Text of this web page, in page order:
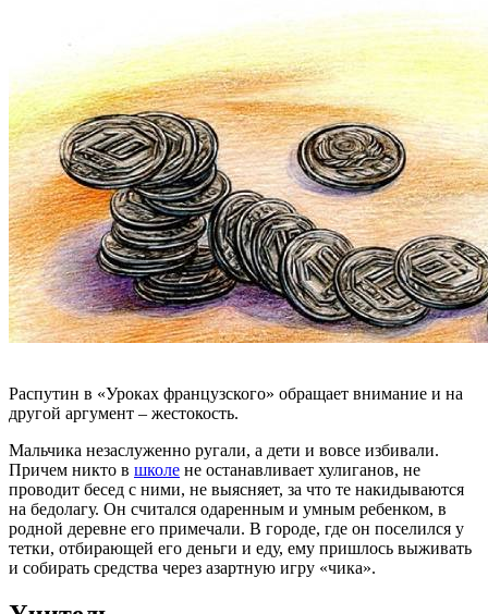
Распутин в «Уроках французского» обращает внимание и на
другой аргумент – жестокость.
Мальчика незаслуженно ругали, а дети и вовсе избивали.
Причем никто в школе не останавливает хулиганов, не
проводит бесед с ними, не выясняет, за что те накидываются
на бедолагу. Он считался одаренным и умным ребенком, в
родной деревне его примечали. В городе, где он поселился у
тетки, отбирающей его деньги и еду, ему пришлось выживать
и собирать средства через азартную игру «чика».